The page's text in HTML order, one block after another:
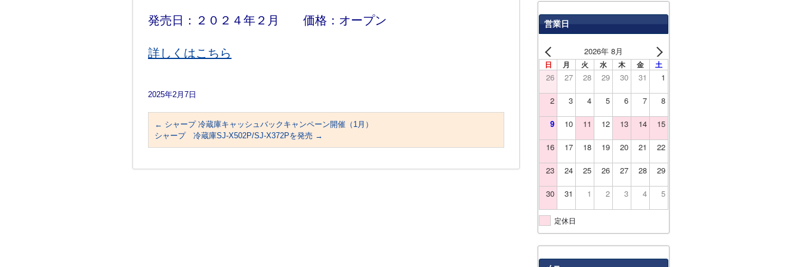
発売日：２０２４年２月 価格：オープン
詳しくはこちら
2025年2月7日
← シャープ 冷蔵庫キャッシュバックキャンペーン開催（1月）
シャープ 冷蔵庫SJ-X502P/SJ-X372Pを発売 →
営業日
2026年 8月
日 月 火 水 木 金 土
26 27 28 29 30 31 1
2 3 4 5 6 7 8
9 10 11 12 13 14 15
16 17 18 19 20 21 22
23 24 25 26 27 28 29
30 31 1 2 3 4 5
定休日